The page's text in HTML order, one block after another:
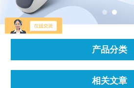
产品分类
相关文章